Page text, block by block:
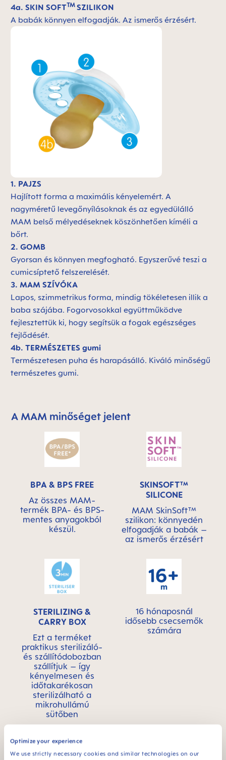
Optimize your experience
We use strictly necessary cookies and similar technologies on our
4a. SKIN SOFTTM SZILIKON
A babák könnyen elfogadják. Az ismerős érzésért.
1. PAJZS
Hajlított forma a maximális kényelemért. A
nagyméretű levegőnyílásoknak és az egyedülálló
MAM belső mélyedéseknek köszönhetően kíméli a
bőrt.
2. GOMB
Gyorsan és könnyen megfogható. Egyszerűvé teszi a
cumicsíptető felszerelését.
3. MAM SZÍVÓKA
Lapos, szimmetrikus forma, mindig tökéletesen illik a
baba szájába. Fogorvosokkal együttműködve
fejlesztettük ki, hogy segítsük a fogak egészséges
fejlődését.
4b. TERMÉSZETES gumi
Természetesen puha és harapásálló. Kiváló minőségű
természetes gumi.
Skip MAM Means Quality Icon Bar
A MAM minőséget jelent
BPA & BPS FREE
Az összes MAM-
termék BPA- és BPS-
mentes anyagokból
készül.
SKINSOFT™
SILICONE
MAM SkinSoft™
szilikon: könnyedén
elfogadják a babák –
az ismerős érzésért
STERILIZING &
CARRY BOX
Ezt a terméket
praktikus sterilizáló-
és szállítódobozban
szállítjuk – így
kényelmesen és
időtakarékosan
sterilizálható a
mikrohullámú
sütőben
16 hónaposnál
idősebb csecsemők
számára